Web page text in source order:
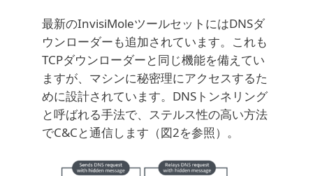
最新のInvisiMoleツールセットにはDNSダ
ウンローダーも追加されています。これも
TCPダウンローダーと同じ機能を備えてい
ますが、マシンに秘密理にアクセスするた
めに設計されています。DNSトンネリング
と呼ばれる手法で、ステルス性の高い方法
でC&Cと通信します（図2を参照）。